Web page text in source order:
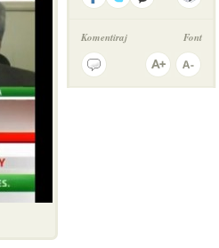
Komentiraj Font